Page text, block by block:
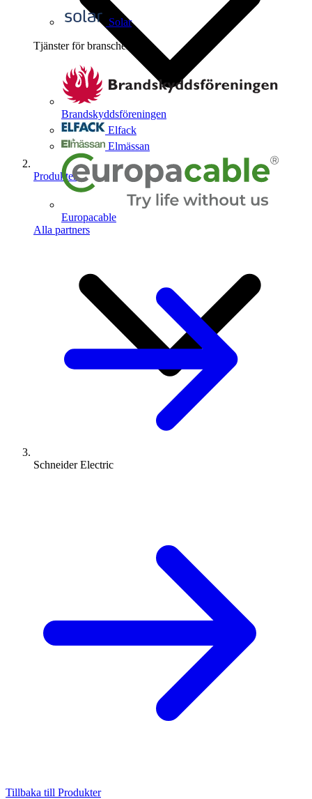
Solar
Tjänster för branschen
Brandskyddsföreningen
Elfack
Elmässan
Europacable
Alla partners
Produkter
Schneider Electric
Tillbaka till Produkter